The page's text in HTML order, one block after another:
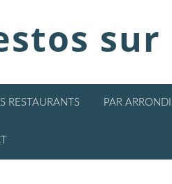
RESTAURANTS PAR